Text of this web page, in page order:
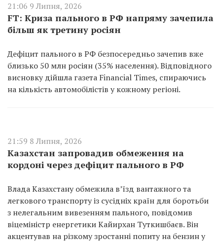
21:06 9 Липня, 2026
FT: Криза пального в РФ напряму зачепила
більш як третину росіян
Дефіцит пального в РФ безпосередньо зачепив вже
близько 50 млн росіян (35% населення). Відповідного
висновку дійшла газета Financial Times, спираючись
на кількість автомобілістів у кожному регіоні.
21:59 8 Липня, 2026
Казахстан запровадив обмеження на
кордоні через дефіцит пального в РФ
Влада Казахстану обмежила в’їзд вантажного та
легкового транспорту із сусідніх країн для боротьби
з нелегальним вивезенням пального, повідомив
віцеміністр енергетики Кайирхан Туткишбаєв. Він
акцентував на різкому зростанні попиту на бензин у